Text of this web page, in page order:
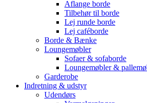
Aflange borde
Tilbehør til borde
Lej runde borde
Lej caféborde
Borde & Bænke
Loungemøbler
Sofaer & sofaborde
Loungemøbler &
Garderobe
Indretning & udstyr
Udendørs